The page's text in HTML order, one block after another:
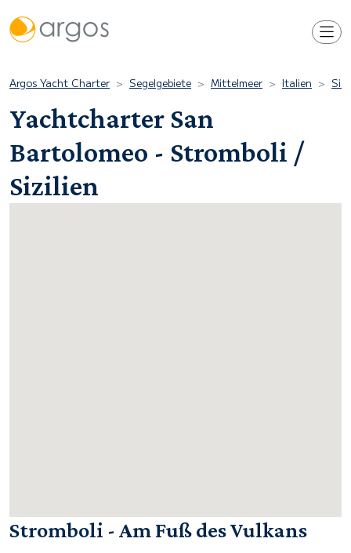
Argos Yacht Charter Segelgebiete Mittelmeer Italien
Yachtcharter San
Bartolomeo - Stromboli /
Sizilien
Stromboli - Am Fuß des Vulkans